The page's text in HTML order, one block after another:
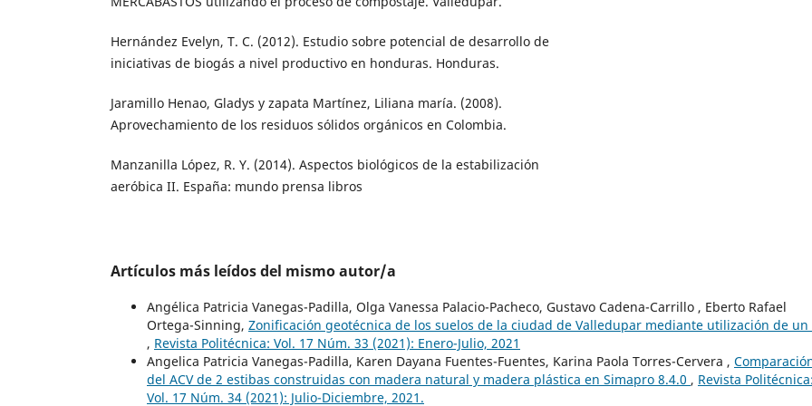
Hernández Evelyn, T. C. (2012). Estudio sobre potencial de desarrollo de
iniciativas de biogás a nivel productivo en honduras. Honduras.
Jaramillo Henao, Gladys y zapata Martínez, Liliana maría. (2008).
Aprovechamiento de los residuos sólidos orgánicos en Colombia.
Manzanilla López, R. Y. (2014). Aspectos biológicos de la estabilización
aeróbica II. España: mundo prensa libros
Artículos más leídos del mismo autor/a
Angélica Patricia Vanegas-Padilla, Olga Vanessa Palacio-Pacheco, Gustavo Cadena-Carrillo , Eberto Rafael
Ortega-Sinning, Zonificación geotécnica de los suelos de la ciudad de Valledupar mediante utilización de un
, Revista Politécnica: Vol. 17 Núm. 33 (2021): Enero-Julio, 2021
Angelica Patricia Vanegas-Padilla, Karen Dayana Fuentes-Fuentes, Karina Paola Torres-Cervera ,
del ACV de 2 estibas construidas con madera natural y madera plástica en Simapro 8.4.0 , Revista Politécnica:
Vol. 17 Núm. 34 (2021): Julio-Diciembre, 2021.